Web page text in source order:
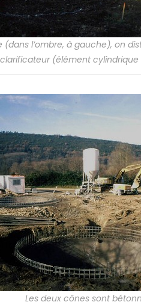
(dans l’ombre, à gauche), on
clarificateur (élément
Les deux cônes sont